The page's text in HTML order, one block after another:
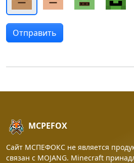
MCPEFOX
Сайт МСПЕФОКС не является
связан с MOJANG. Minecraft